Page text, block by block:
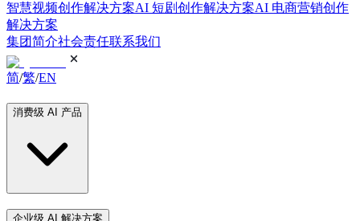
智慧视频创作解决方案AI 短剧创作解决方案AI 电商营销创作
解决方案
集团简介社会责任联系我们
简/繁/EN
消费级 AI 产品
企业级 AI 解决方案